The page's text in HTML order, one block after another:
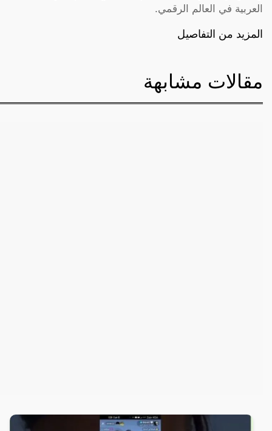
العربية في العالم الرقمي.
المزيد من التفاصيل
مقالات مشابهة